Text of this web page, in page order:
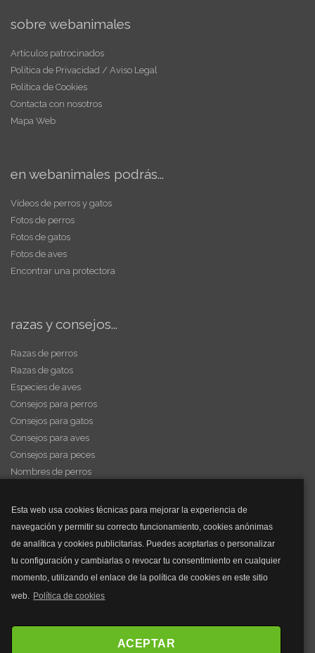
Esta web usa cookies técnicas para mejorar la experiencia de
navegación y permitir su correcto funcionamiento, cookies anónimas
de analítica y cookies publicitarias. Puedes aceptarlas o personalizar
tu configuración y cambiarlas o revocar tu consentimiento en cualquier
momento, utilizando el enlace de la política de cookies en este sitio
web. Política de cookies
ACEPTAR
sobre webanimales
Artículos patrocinados
Política de Privacidad / Aviso Legal
Política de Cookies
Contacta con nosotros
Mapa Web
en webanimales podrás...
Vídeos de perros y gatos
Fotos de perros
Fotos de gatos
Fotos de aves
Encontrar una protectora
razas y consejos...
Razas de perros
Razas de gatos
Especies de aves
Consejos para perros
Consejos para gatos
Consejos para aves
Consejos para peces
Nombres de perros
y mucho más...